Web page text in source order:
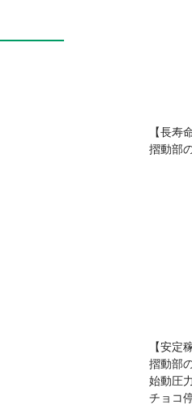
【長寿
摺動部
【安定
摺動部
始動圧
チョコ